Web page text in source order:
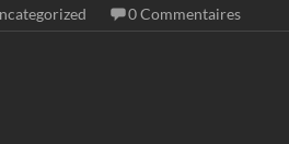
0 Commentaires